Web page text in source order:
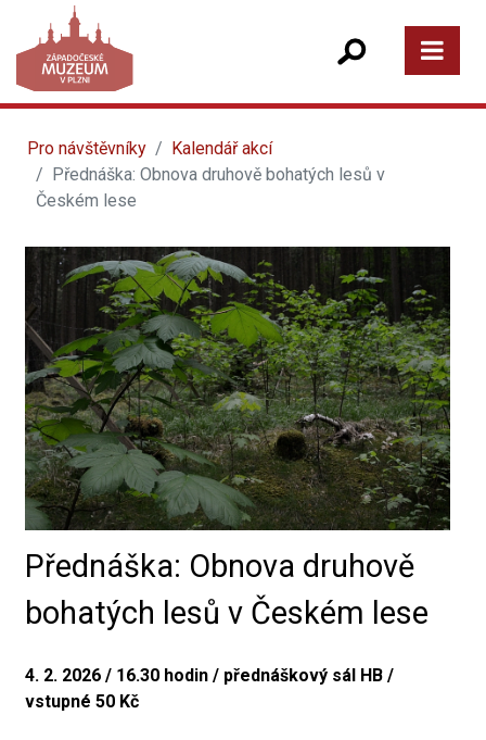
Pro návštěvníky
Kalendář akcí
Přednáška: Obnova druhově bohatých lesů v
Českém lese
Přednáška: Obnova druhově
bohatých lesů v Českém lese
4. 2. 2026 / 16.30 hodin / přednáškový sál HB /
vstupné 50 Kč